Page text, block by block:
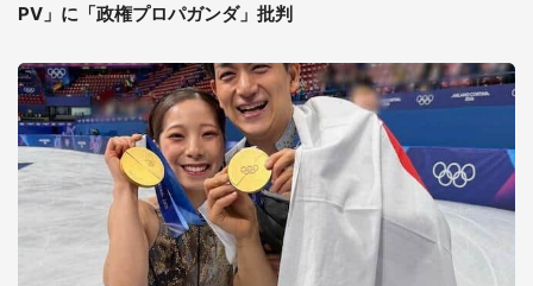
PV」に「政権プロパガンダ」批判